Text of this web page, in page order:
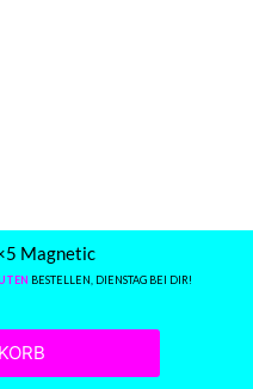
Magnetic
BESTELLEN, DIENSTAG BEI DIR!